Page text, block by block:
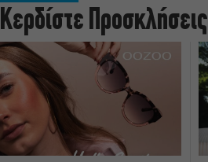
Κερδίστε Προσκλήσεις